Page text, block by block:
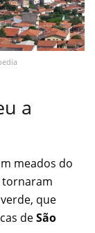
a
meados do
tornaram
que
deSão